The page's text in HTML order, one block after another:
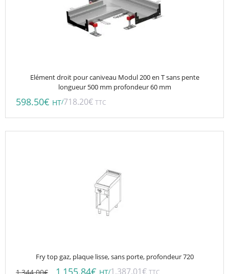
Elément droit pour caniveau Modul 200 en T sans pente
longueur 500 mm profondeur 60 mm
598.50€ HT/718.20€ TTC
Fry top gaz, plaque lisse, sans porte, profondeur 720
1,155.84€ /1,387.01€ TTC